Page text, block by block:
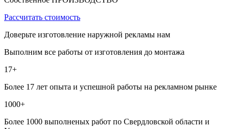
Рассчитать стоимость
Доверьте изготовление наружной рекламы нам
Выполним все работы от изготовления до монтажа
17+
Более 17 лет опыта и успешной работы на рекламном рынке
1000+
Более 1000 выполненых работ по Свердловской области и